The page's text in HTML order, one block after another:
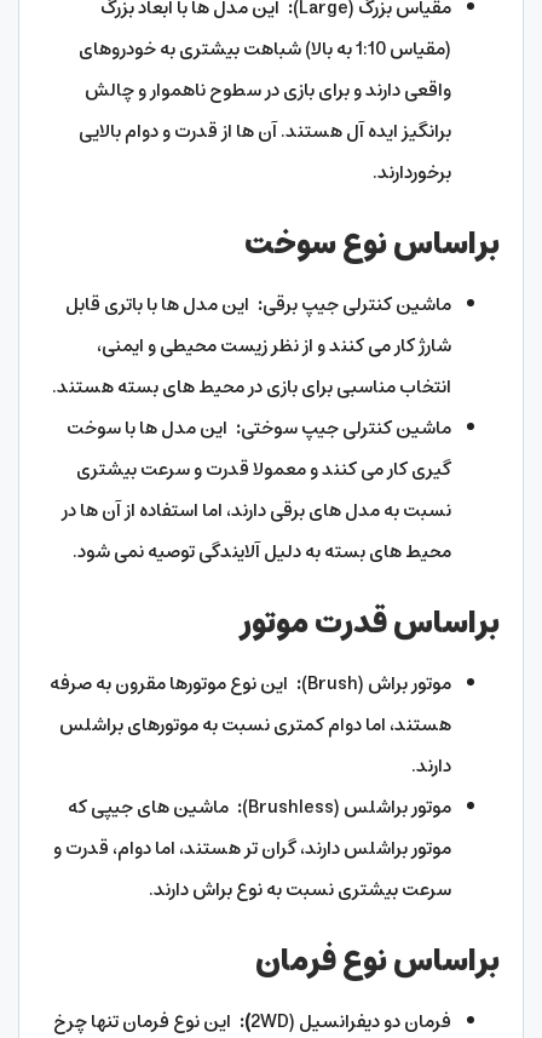
مقیاس بزرگ (Large)
: این مدل ها با ابعاد بزرگ
(مقیاس 1:10 به بالا) شباهت بیشتری به خودروهای
واقعی دارند و برای بازی در سطوح ناهموار و چالش
برانگیز ایده آل هستند. آن ها از قدرت و دوام بالایی
برخوردارند.
براساس نوع سوخت
ماشین کنترلی جیپ برقی: این مدل ها با باتری قابل
شارژ کار می کنند و از نظر زیست محیطی و ایمنی،
انتخاب مناسبی برای بازی در محیط های بسته هستند.
ماشین کنترلی جیپ سوختی: این مدل ها با سوخت
گیری کار می کنند و معمولا قدرت و سرعت بیشتری
نسبت به مدل های برقی دارند، اما استفاده از آن ها در
محیط های بسته به دلیل آلایندگی توصیه نمی شود.
براساس قدرت موتور
موتور براش (Brush) : این نوع موتورها مقرون به صرفه
هستند، اما دوام کمتری نسبت به موتورهای براشلس
دارند.
موتور براشلس (Brushless)
: ماشین های جیپی که
موتور براشلس دارند، گران تر هستند، اما دوام، قدرت و
سرعت بیشتری نسبت به نوع براش دارند.
براساس نوع فرمان
فرمان دو دیفرانسیل (2WD ): این نوع فرمان تنها چرخ